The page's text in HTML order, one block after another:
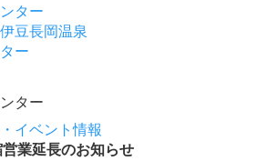
豆長岡温泉
ー
イベント情報
業延長のお知らせ